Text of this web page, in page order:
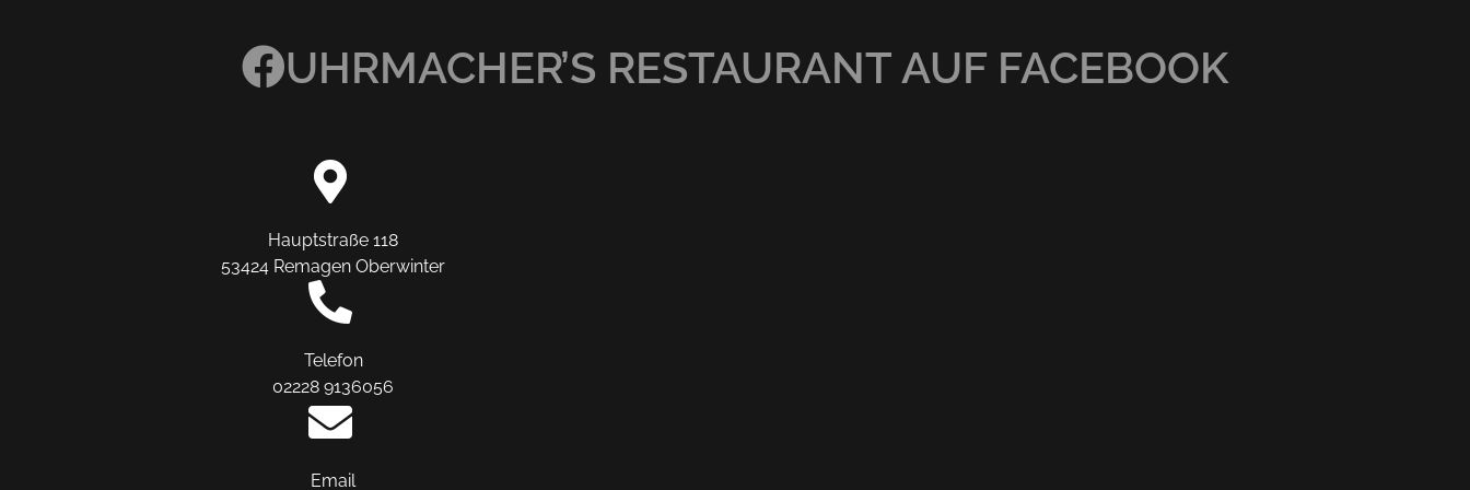
UHRMACHER’S RESTAURANT AUF FACEBOOK
Hauptstraße 118
53424 Remagen Oberwinter
Telefon
02228 9136056
Email